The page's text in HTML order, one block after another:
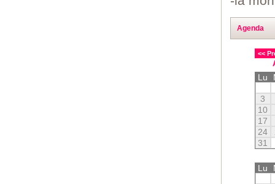
Agenda
<<
Lu
3
10
17
24
31
Lu